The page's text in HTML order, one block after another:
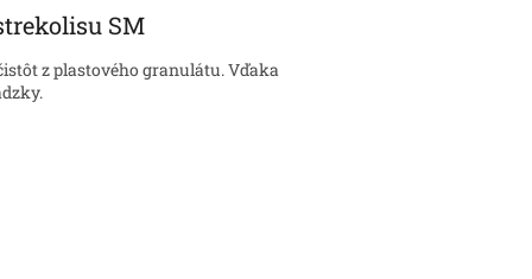
SM
z plastového granulátu. Vďaka